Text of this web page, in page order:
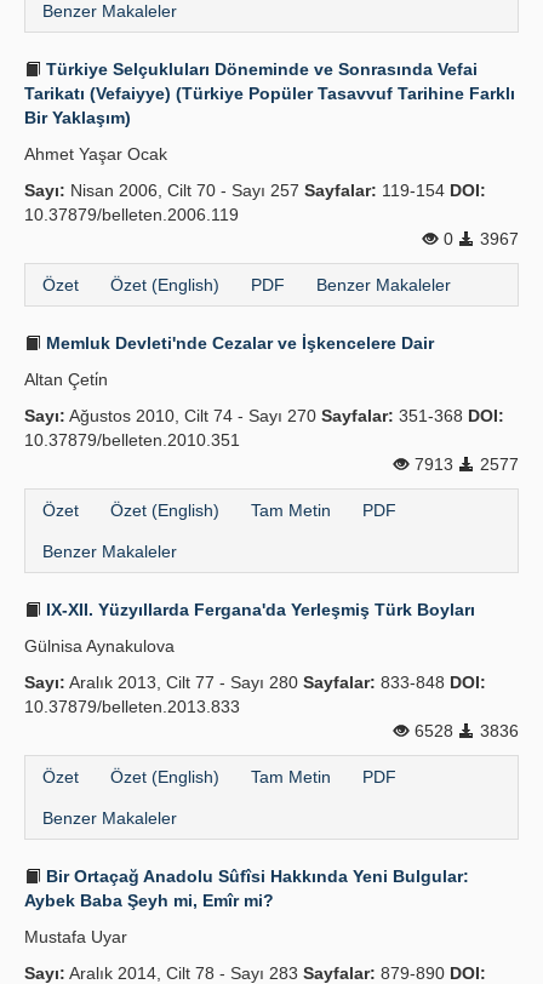
Benzer Makaleler
Türkiye Selçukluları Döneminde ve Sonrasında Vefai
Tarikatı (Vefaiyye) (Türkiye Popüler Tasavvuf Tarihine Farklı
Bir Yaklaşım)
Ahmet Yaşar Ocak
Sayı: Nisan 2006, Cilt 70 - Sayı 257 Sayfalar: 119-154 DOI:
10.37879/belleten.2006.119
0
3967
Özet Özet (English) PDF Benzer Makaleler
Memluk Devleti'nde Cezalar ve İşkencelere Dair
Altan Çeti̇n
Sayı: Ağustos 2010, Cilt 74 - Sayı 270 Sayfalar: 351-368 DOI:
10.37879/belleten.2010.351
7913
2577
Özet Özet (English) Tam Metin PDF
Benzer Makaleler
IX-XII. Yüzyıllarda Fergana'da Yerleş­miş Türk Boyları
Gülnisa Aynakulova
Sayı: Aralık 2013, Cilt 77 - Sayı 280 Sayfalar: 833-848 DOI:
10.37879/belleten.2013.833
6528
3836
Özet Özet (English) Tam Metin PDF
Benzer Makaleler
Bir Ortaçağ Anadolu Sûfîsi Hakkında Yeni Bulgular:
Aybek Baba Şeyh mi, Emîr mi?
Mustafa Uyar
Sayı: Aralık 2014, Cilt 78 - Sayı 283 Sayfalar: 879-890 DOI: